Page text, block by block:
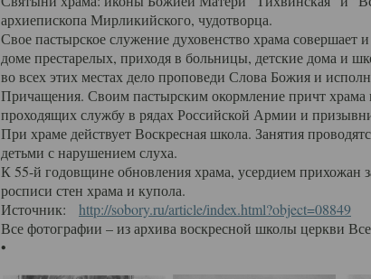
архиепископа Мирликийского, чудотворца.
Свое пастырское служение духовенство храма
доме престарелых, приходя в больницы, детские дома и
во всех этих местах дело проповеди Слова Божия и
Причащения. Своим пастырским окормление причт храма
проходящих службу в рядах Российской Армии и
При храме действует Воскресная школа. Занятия
детьми с нарушением слуха.
К 55-й годовщине обновления храма, усердием прихожан
росписи стен храма и купола.
Источник: http://sobory.ru/article/index.html?object=08849
Все фотографии – из архива воскресной школы церкви
•